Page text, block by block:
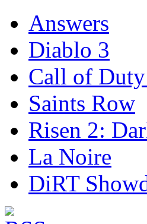
Answers
Diablo 3
Call of
Saints Row
Risen 2:
La Noire
DiRT